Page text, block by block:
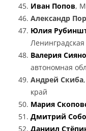
Иван Попов,
Александр
Юлия
Ленинградская
Валерия
автономная
Андрей Скиба
край
Мария
Дмитрий
Даниил